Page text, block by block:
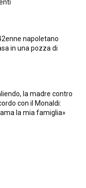
napoletano
in una pozza di
la madre contro
con il Monaldi:
la mia famiglia»